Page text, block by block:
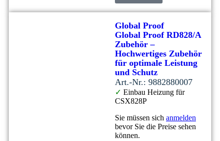
Global Proof
Global Proof RD828/A
Zubehör –
Hochwertiges Zubehör
für optimale Leistung
und Schutz
Art.-Nr.: 9882880007
✓ Einbau Heizung für
CSX828P
Sie müssen sich anmelden
bevor Sie die Preise sehen
können.